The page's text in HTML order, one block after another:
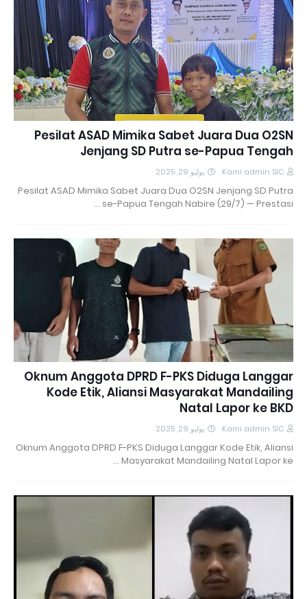
Pesilat ASAD Mimika Sabet Juara Dua O2SN
Jenjang SD Putra se-Papua Tengah
Kami admin SIC يوليو 29, 2025
Pesilat ASAD Mimika Sabet Juara Dua O2SN Jenjang SD Putra
se-Papua Tengah Nabire (29/7) — Prestasi …
Oknum Anggota DPRD F-PKS Diduga Langgar
Kode Etik, Aliansi Masyarakat Mandailing
Natal Lapor ke BKD
Kami admin SIC يوليو 29, 2025
Oknum Anggota DPRD F-PKS Diduga Langgar Kode Etik, Aliansi
Masyarakat Mandailing Natal Lapor ke …